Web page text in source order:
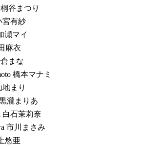
谷まつり
宮有紗
瀬マイ
麻衣
倉まな
橋本マナミ
地まり
瀧まりあ
白石茉莉奈
市川まさみ
悠亜